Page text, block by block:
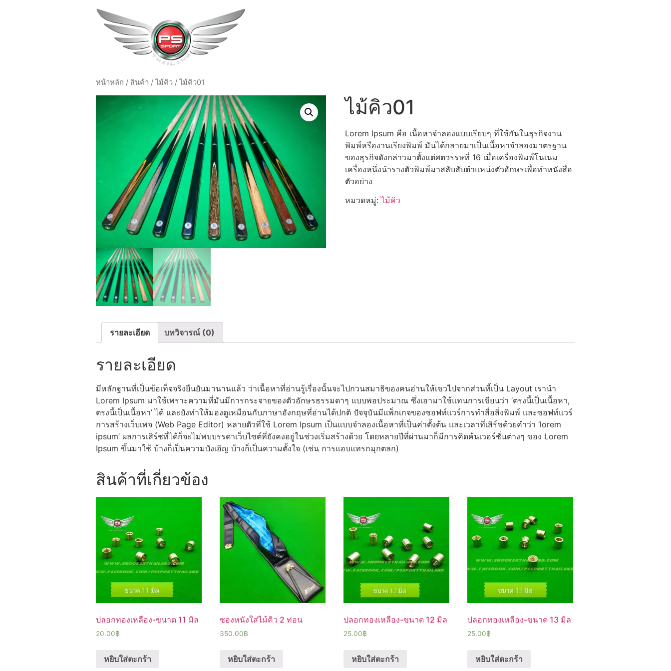
หน้าหลัก / สินค้า /ไม้คิว / ไม้คิว01
ไม้คิว01
Lorem Ipsum คือ เนื้อหาจำลองแบบเรียบๆ ที่ใช้กันในธุรกิจงาน
พิมพ์หรืองานเรียงพิมพ์ มันได้กลายมาเป็นเนื้อหาจำลองมาตรฐาน
ของธุรกิจดังกล่าวมาตั้งแต่ศตวรรษที่ 16 เมื่อเครื่องพิมพ์โนเนม
เครื่องหนึ่งนำรางตัวพิมพ์มาสลับสับตำแหน่งตัวอักษรเพื่อทำหนังสือ
ตัวอย่าง
หมวดหมู่:ไม้คิว
รายละเอียด บทวิจารณ์ (0)
รายละเอียด
มีหลักฐานที่เป็นข้อเท็จจริงยืนยันมานานแล้ว ว่าเนื้อหาที่อ่านรู้เรื่องนั้นจะไปกวนสมาธิของคนอ่านให้เขวไปจากส่วนที้เป็น Layout เรานำ
Lorem Ipsum มาใช้เพราะความที่มันมีการกระจายของตัวอักษรธรรมดาๆ แบบพอประมาณ ซึ่งเอามาใช้แทนการเขียนว่า ‘ตรงนี้เป็นเนื้อหา,
ตรงนี้เป็นเนื้อหา’ ได้ และยังทำให้มองดูเหมือนกับภาษาอังกฤษที่อ่านได้ปกติ ปัจจุบันมีแพ็กเกจของซอฟท์แวร์การทำสื่อสิ่งพิมพ์ และซอฟท์แวร์
การสร้างเว็บเพจ (Web Page Editor) หลายตัวที่ใช้ Lorem Ipsum เป็นแบบจำลองเนื้อหาที่เป็นค่าตั้งต้น และเวลาที่เสิร์ชด้วยคำว่า ‘lorem
ipsum’ ผลการเสิร์ชที่ได้ก็จะไม่พบบรรดาเว็บไซต์ที่ยังคงอยู่ในช่วงเริ่มสร้างด้วย โดยหลายปีที่ผ่านมาก็มีการคิดค้นเวอร์ชั่นต่างๆ ของ Lorem
Ipsum ขึ้นมาใช้ บ้างก็เป็นความบังเอิญ บ้างก็เป็นความตั้งใจ (เช่น การแอบแทรกมุกตลก)
สินค้าที่เกี่ยวข้อง
ปลอกทองเหลือง-ขนาด 11 มิล
20.00฿
หยิบใส่ตะกร้า
ซองหนังใส่ไม้คิว 2 ท่อน
350.00฿
หยิบใส่ตะกร้า
ปลอกทองเหลือง-ขนาด 12 มิล
25.00฿
หยิบใส่ตะกร้า
ปลอกทองเหลือง-ขนาด 13 มิล
25.00฿
หยิบใส่ตะกร้า